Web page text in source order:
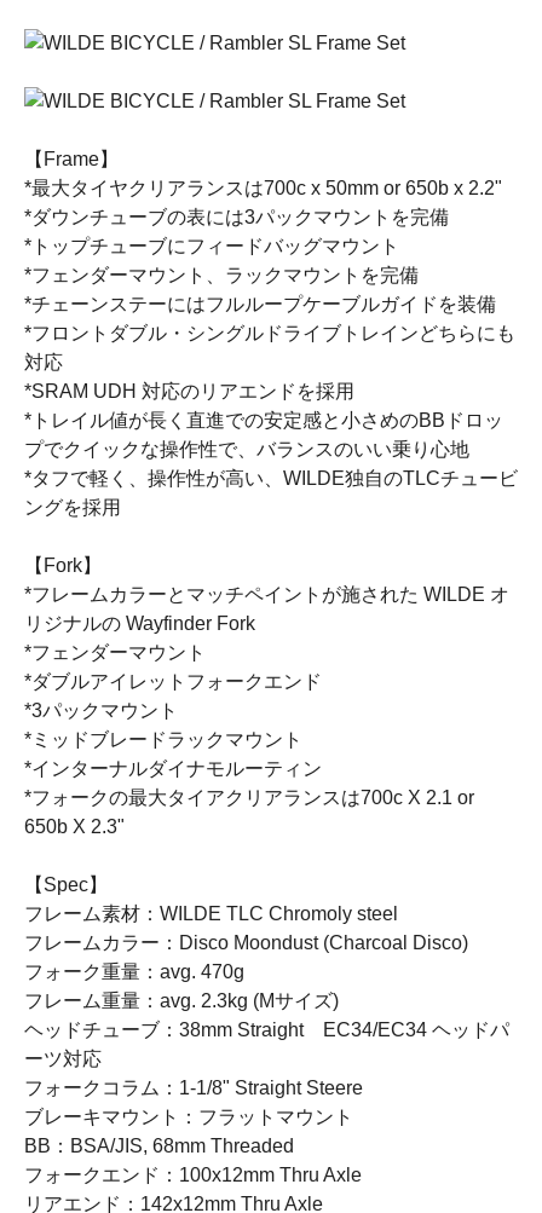
【Frame】
*最大タイヤクリアランスは700c x 50mm or 650b x 2.2"
*ダウンチューブの表には3パックマウントを完備
*トップチューブにフィードバッグマウント
*フェンダーマウント、ラックマウントを完備
*チェーンステーにはフルループケーブルガイドを装備
*フロントダブル・シングルドライブトレインどちらにも
対応
*SRAM UDH 対応のリアエンドを採用
*トレイル値が長く直進での安定感と小さめのBBドロッ
プでクイックな操作性で、バランスのいい乗り心地
*タフで軽く、操作性が高い、WILDE独自のTLCチュービ
ングを採用
【Fork】
*フレームカラーとマッチペイントが施された WILDE オ
リジナルの Wayfinder Fork
*フェンダーマウント
*ダブルアイレットフォークエンド
*3パックマウント
*ミッドブレードラックマウント
*インターナルダイナモルーティン
*フォークの最大タイアクリアランスは700c X 2.1 or
650b X 2.3"
【Spec】
フレーム素材：WILDE TLC Chromoly steel
フレームカラー：Disco Moondust (Charcoal Disco)
フォーク重量：avg. 470g
フレーム重量：avg. 2.3kg (Mサイズ)
ヘッドチューブ：38mm Straight EC34/EC34 ヘッドパ
ーツ対応
フォークコラム：1-1/8" Straight Steere
ブレーキマウント：フラットマウント
BB：BSA/JIS, 68mm Threaded
フォークエンド：100x12mm Thru Axle
リアエンド：142x12mm Thru Axle